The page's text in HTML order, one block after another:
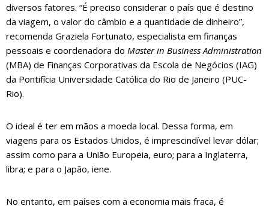
diversos fatores. “É preciso considerar o país que é destino
da viagem, o valor do câmbio e a quantidade de dinheiro”,
recomenda Graziela Fortunato, especialista em finanças
pessoais e coordenadora do Master in Business Administration
(MBA) de Finanças Corporativas da Escola de Negócios (IAG)
da Pontifícia Universidade Católica do Rio de Janeiro (PUC-
Rio).
O ideal é ter em mãos a moeda local. Dessa forma, em
viagens para os Estados Unidos, é imprescindível levar dólar;
assim como para a União Europeia, euro; para a Inglaterra,
libra; e para o Japão, iene.
No entanto, em países com a economia mais fraca, é